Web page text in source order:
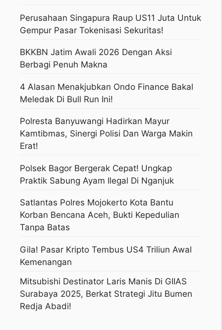
Perusahaan Singapura Raup US11 Juta Untuk
Gempur Pasar Tokenisasi Sekuritas!
BKKBN Jatim Awali 2026 Dengan Aksi
Berbagi Penuh Makna
4 Alasan Menakjubkan Ondo Finance Bakal
Meledak Di Bull Run Ini!
Polresta Banyuwangi Hadirkan Mayur
Kamtibmas, Sinergi Polisi Dan Warga Makin
Erat!
Polsek Bagor Bergerak Cepat! Ungkap
Praktik Sabung Ayam Ilegal Di Nganjuk
Satlantas Polres Mojokerto Kota Bantu
Korban Bencana Aceh, Bukti Kepedulian
Tanpa Batas
Gila! Pasar Kripto Tembus US4 Triliun Awal
Kemenangan
Mitsubishi Destinator Laris Manis Di GIIAS
Surabaya 2025, Berkat Strategi Jitu Bumen
Redja Abadi!